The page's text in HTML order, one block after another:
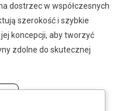
dostrzec w współczesnych
szerokość i szybkie
koncepcji, aby tworzyć
zdolne do skutecznej